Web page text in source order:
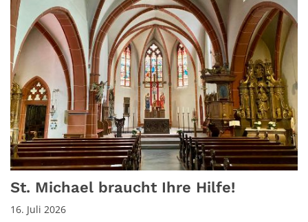
St. Michael braucht Ihre Hilfe!
16. Juli 2026